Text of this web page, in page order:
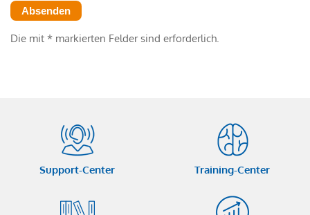
Die mit * markierten Felder sind erforderlich.
Support-Center Training-Center